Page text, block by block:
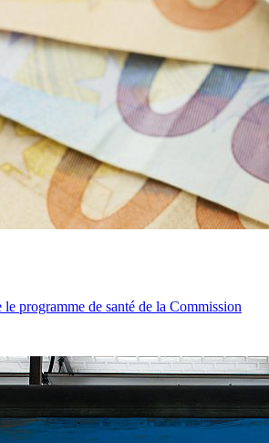
le programme de santé de la Commission